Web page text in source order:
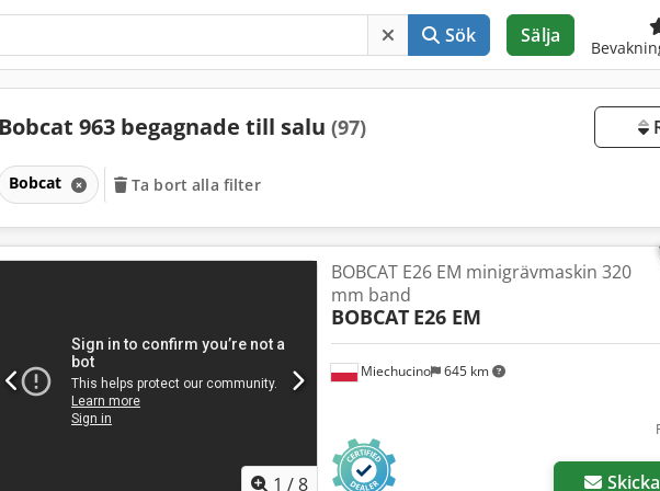
Sök Sälja
Bobcat 963 begagnade till salu (97)
Bobcat Ta bort alla filter
1 /8
Miechucino 645 km
BOBCAT E26 EM minigrävmaskin 320
mm band
BOBCAT E26 EM